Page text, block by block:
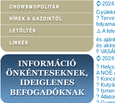
⌚️
?
⚠️ A
és
és
‼️
⌚️
?
A NOÉ
?
?
?
?